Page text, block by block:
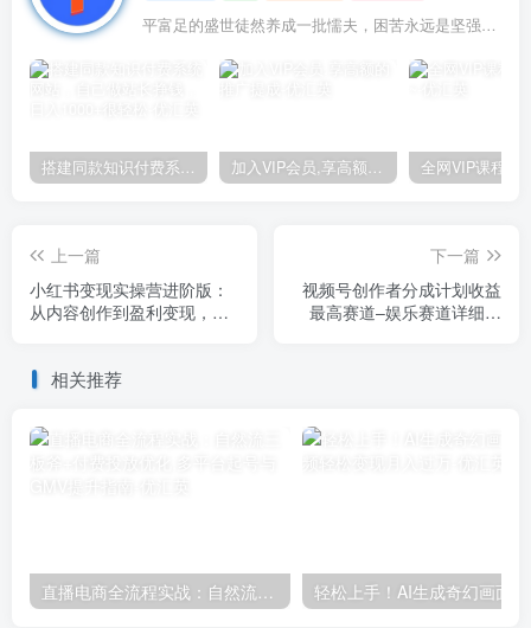
平富足的盛世徒然养成一批懦夫，困苦永远是坚强之母
搭建同款知识付费系统网站，自己做站长挣钱，日入1000+很轻松 加入VIP会员,享高额的推广提成
上一篇
小红书变现实操营进阶版：
从内容创作到盈利变现，带
下一篇
视频号创作者分成计划收益
最高赛道–娱乐赛道详细课
相关推荐
直播电商全流程实战：自然流三板斧+付费投放优化,多平台起号与GMV提升指南